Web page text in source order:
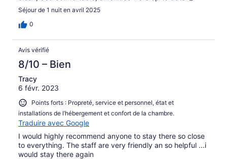
Séjour de 1 nuit en avril 2025
0
Avis vérifié
8/10 – Bien
Tracy
6 févr. 2023
Points forts : Propreté, service et personnel, état et
installations de l’hébergement et confort de la chambre.
Traduire avec Google
I would highly recommend anyone to stay there so close
to everything. The staff are very friendly an so helpful ...i
would stay there again